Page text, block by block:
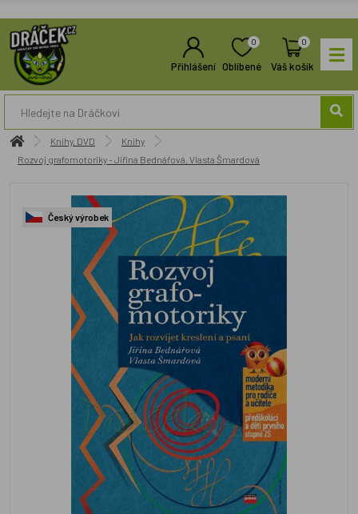
Přihlášení
0
Oblíbené
0
Váš košík
Knihy, DVD
Knihy
Rozvoj grafomotoriky - Jiřina Bednářová, Vlasta Šmardová
Český výrobek